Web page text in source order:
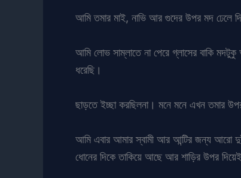
আমি তমার মাই, নাভি আর গুদের উপর মদ ঢেলে
আমি লোভ সাম্লাতে না পেরে গ্লাসের বাকি
ধরেছি।
ছাড়তে ইচ্ছা করছিলনা। মনে মনে এখন তমার
আমি এবার আমার স্বামী আর আন্টির জন্য আরো দুই
ধোনের দিকে তাকিয়ে আছে আর শাড়ির উপর